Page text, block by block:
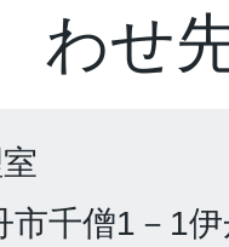
わせ
市千僧1－1